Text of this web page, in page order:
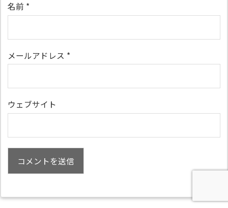
名前 *
メールアドレス *
ウェブサイト